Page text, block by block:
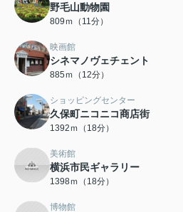
野毛山動物園
809ｍ（11分）
映画館
シネマノヴェチェント
885ｍ（12分）
ショッピングセンター
久保町ニコニコ商店街
1392ｍ（18分）
美術館
横浜市民ギャラリー
1398ｍ（18分）
博物館